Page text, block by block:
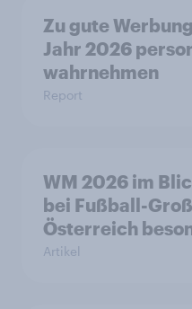
Zu gute
Jahr 2026
wahrnehmen
Report
WM 2026 im
bei Fußball-
Österreich
Artikel